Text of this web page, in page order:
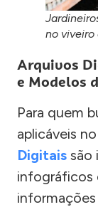
no viveiro
Arquivos
e Modelos
Para quem
aplicáveis
Digitais são
infográficos